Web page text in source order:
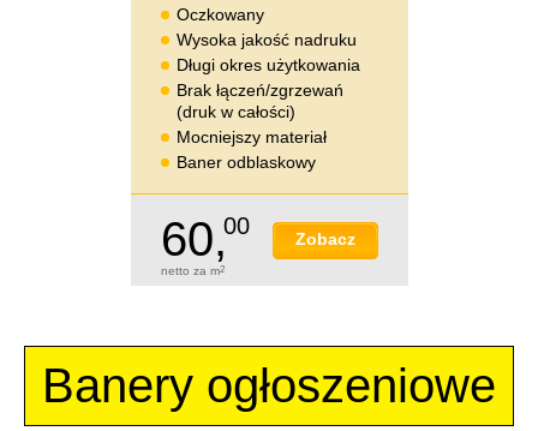
Oczkowany
Wysoka jakość nadruku
Długi okres użytkowania
Brak łączeń/zgrzewań
(druk w całości)
Mocniejszy materiał
Baner odblaskowy
Zobacz
60,00
netto za m2
Banery ogłoszeniowe